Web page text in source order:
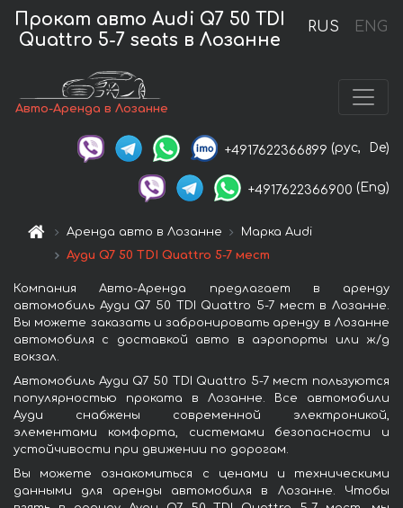
RUS ENG
Прокат авто Audi Q7 50 TDI
Quattro 5-7 seats в Лозанне
Авто-Аренда в Лозанне
+4917622366899 (рус, De)
+4917622366900 (Eng)
Аренда авто в Лозанне
Марка Audi
Ауди Q7 50 TDI Quattro 5-7 мест
Компания Авто-Аренда предлагает в аренду
автомобиль Ауди Q7 50 TDI Quattro 5-7 мест в Лозанне.
Вы можете заказать и забронировать аренду в Лозанне
автомобиля с доставкой авто в аэропорты или ж/д
вокзал.
Автомобиль Ауди Q7 50 TDI Quattro 5-7 мест пользуются
популярностью проката в Лозанне. Все автомобили
Ауди снабжены современной электроникой,
элементами комфорта, системами безопасности и
устойчивости при движении по дорогам.
Вы можете ознакомиться с ценами и техническими
данными для аренды автомобиля в Лозанне. Чтобы